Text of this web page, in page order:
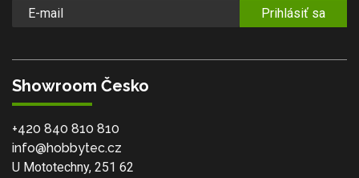
Prihlásiť sa
Showroom Česko
+420 840 810 810
info@hobbytec.cz
U Mototechny, 251 62